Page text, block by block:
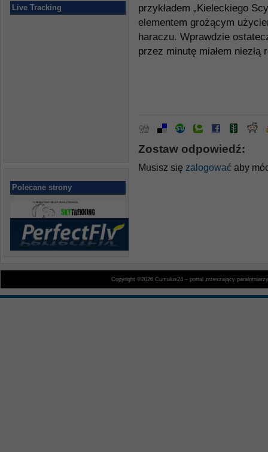
Live Tracking
Polecane strony
przykładem „Kieleckiego
elementem grożącym
haraczu. Wprawdzie
przez minutę miałem
Zostaw odpowiedź:
Musisz się zalogować aby
Copyright ©2026 Cumulus24 – portal zrzeszający